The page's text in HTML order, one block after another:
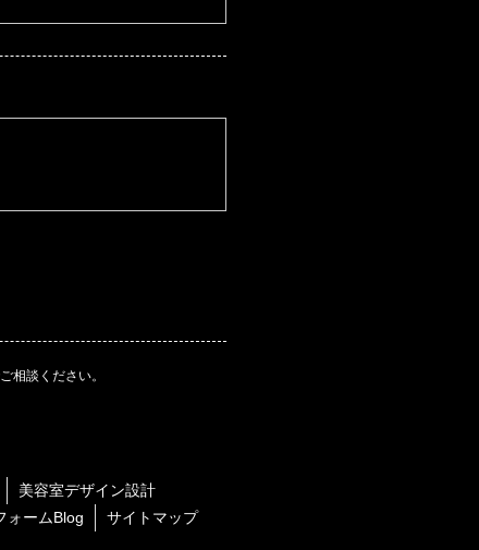
相談ください。
美容室デザイン設計
ォームBlog
サイトマップ